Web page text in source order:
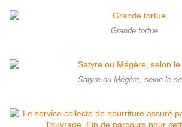
Grande tortue
Satyre ou Mégère, selon le